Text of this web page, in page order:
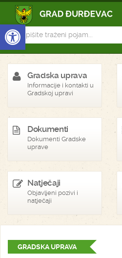
Open toolbar
Gradska uprava
Informacije i kontakti u
Gradskoj upravi
Dokumenti
Dokumenti Gradske
uprave
Natječaji
Objavljeni pozivi i
natječaji
GRADSKA UPRAVA